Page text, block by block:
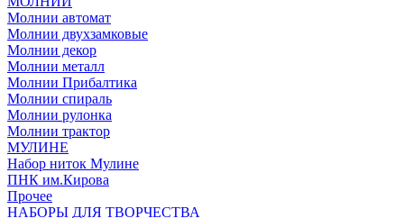
Молнии автомат
Молнии двухзамковые
Молнии декор
Молнии металл
Молнии Прибалтика
Молнии спираль
Молнии рулонка
Молнии трактор
МУЛИНЕ
Набор ниток Мулине
ПНК им.Кирова
Прочее
НАБОРЫ ДЛЯ ТВОРЧЕСТВА